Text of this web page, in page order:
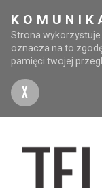
Strona
oznacza na to
pamięci twojej
X